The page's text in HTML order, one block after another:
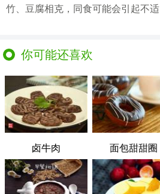
竹、豆腐相克，同食可能会引起不适
你可能还喜欢
卤牛肉 面包甜甜圈